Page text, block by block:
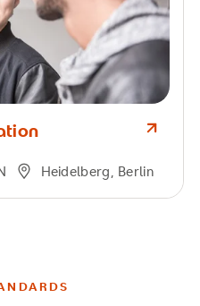
Heidelberg, Berlin